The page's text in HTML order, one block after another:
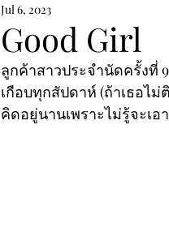
Good Girl
Jul 6, 2023
ลูกค้าสาวประจำนัดครั้งที่
เกือบทุกสัปดาห์ (ถ้าเธอไม่
คิดอยู่นานเพราะไม่รู้จะเ